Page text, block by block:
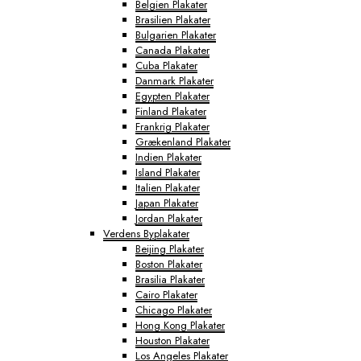
Belgien Plakater
Brasilien Plakater
Bulgarien Plakater
Canada Plakater
Cuba Plakater
Danmark Plakater
Egypten Plakater
Finland Plakater
Frankrig Plakater
Grækenland Plakater
Indien Plakater
Island Plakater
Italien Plakater
Japan Plakater
Jordan Plakater
Verdens Byplakater
Beijing Plakater
Boston Plakater
Brasilia Plakater
Cairo Plakater
Chicago Plakater
Hong Kong Plakater
Houston Plakater
Los Angeles Plakater